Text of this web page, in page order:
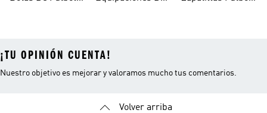
¡TU OPINIÓN CUENTA!
Nuestro objetivo es mejorar y valoramos mucho tus comentarios.
Volver arriba